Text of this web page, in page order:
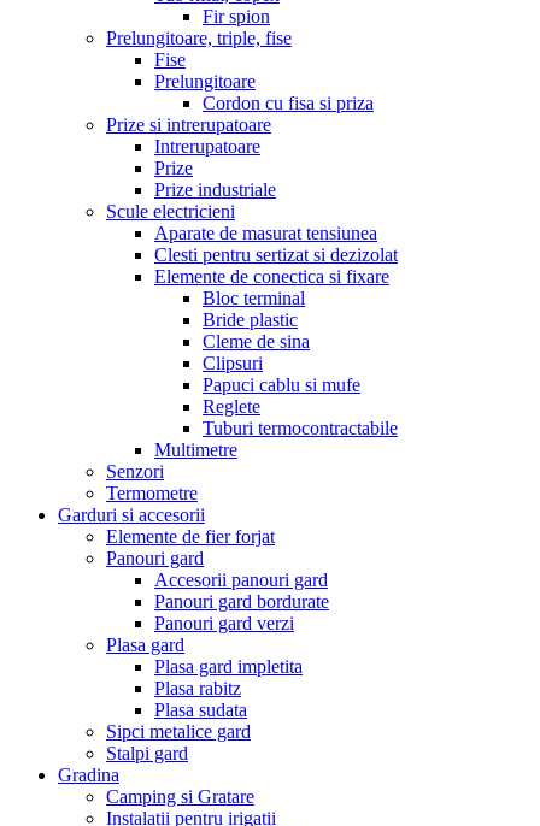
Fir spion
Prelungitoare, triple, fise
Fise
Prelungitoare
Cordon cu fisa si priza
Prize si intrerupatoare
Intrerupatoare
Prize
Prize industriale
Scule electricieni
Aparate de masurat tensiunea
Clesti pentru sertizat si dezizolat
Elemente de conectica si fixare
Bloc terminal
Bride plastic
Cleme de sina
Clipsuri
Papuci cablu si mufe
Reglete
Tuburi termocontractabile
Multimetre
Senzori
Termometre
Garduri si accesorii
Elemente de fier forjat
Panouri gard
Accesorii panouri gard
Panouri gard bordurate
Panouri gard verzi
Plasa gard
Plasa gard impletita
Plasa rabitz
Plasa sudata
Sipci metalice gard
Stalpi gard
Gradina
Camping si Gratare
Instalatii pentru irigatii